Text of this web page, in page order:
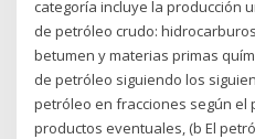
categoría incluye la producción
de petróleo crudo:
betumen y materias primas
de petróleo siguiendo los
petróleo en fracciones según el
productos eventuales, (b El